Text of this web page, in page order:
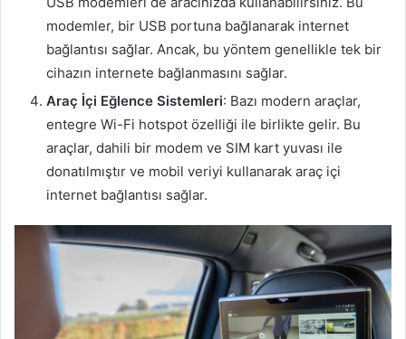
modemler, bir USB portuna bağlanarak internet
bağlantısı sağlar. Ancak, bu yöntem genellikle tek bir
cihazın internete bağlanmasını sağlar.
Araç İçi Eğlence Sistemleri: Bazı modern araçlar,
entegre Wi-Fi hotspot özelliği ile birlikte gelir. Bu
araçlar, dahili bir modem ve SIM kart yuvası ile
donatılmıştır ve mobil veriyi kullanarak araç içi
internet bağlantısı sağlar.